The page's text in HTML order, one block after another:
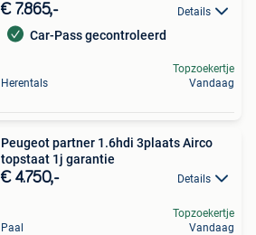
€ 7.865,- Details
Car-Pass gecontroleerd
Herentals
Topzoekertje
Vandaag
Peugeot partner 1.6hdi 3plaats Airco
topstaat 1j garantie
€ 4.750,- Details
Paal
Topzoekertje
Vandaag